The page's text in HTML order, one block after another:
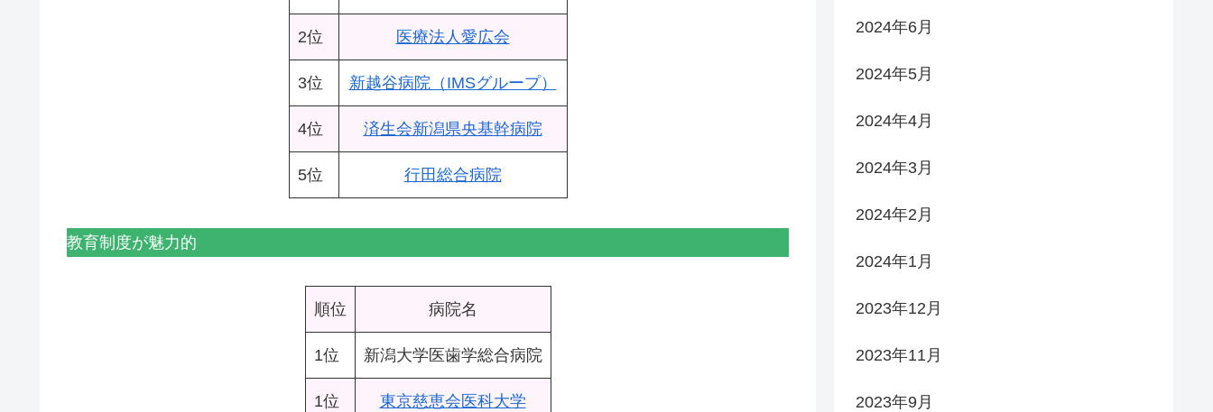
2位 医療法人愛広会
3位 新越谷病院（IMSグループ）
4位 済生会新潟県央基幹病院
5位 行田総合病院
教育制度が魅力的
順位 病院名
1位 新潟大学医歯学総合病院
1位 東京慈恵会医科大学
2024年6月
2024年5月
2024年4月
2024年3月
2024年2月
2024年1月
2023年12月
2023年11月
2023年9月